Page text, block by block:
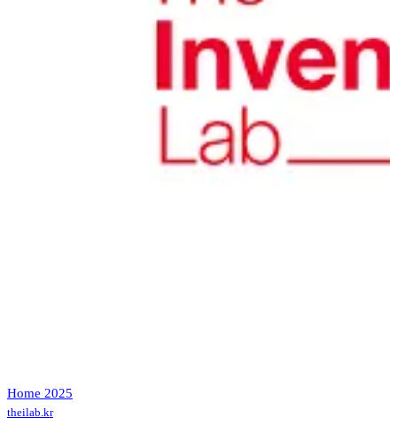
Home 2025
theilab.kr